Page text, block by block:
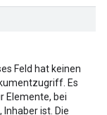
Feld hat keinen
Es
Elemente, bei
ist. Die